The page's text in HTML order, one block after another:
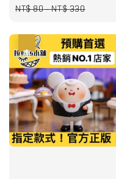
price
NT$ 80-NT$ 330